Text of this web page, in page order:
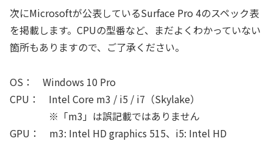
次にMicrosoftが公表しているSurface Pro 4のスペック表
を掲載します。CPUの型番など、まだよくわかっていない
箇所もありますので、ご了承ください。
OS： Windows 10 Pro
CPU： Intel Core m3 / i5 / i7（Skylake）
※「m3」は誤記載ではありません
GPU： m3: Intel HD graphics 515、i5: Intel HD